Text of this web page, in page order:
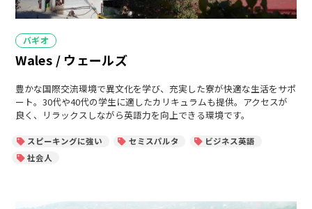
カ
テ
ゴ
ー
バギオ
Wales / ウェールズ
豊かな国際交流環境で異文化を学び、充実した寮が快適な生活をサポ
ート。30代や40代の学生に適したカリキュラムも提供。アクセスが
良く、リラックスしながら英語力を向上できる環境です。
スピーキングに強い セミスパルタ
ビジネス英語
社会人